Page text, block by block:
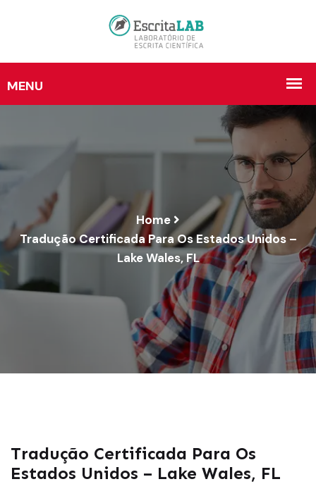
Home
Tradução Certificada Para Os Estados Unidos –
Lake Wales, FL
Tradução Certificada Para Os
Estados Unidos – Lake Wales, FL